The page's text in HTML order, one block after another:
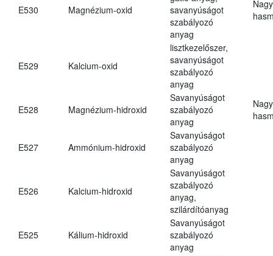
E530 Magnézium-oxid
savanyúságot
szabályozó
anyag
E529 Kalcium-oxid
lisztkezelőszer,
savanyúságot
szabályozó
anyag
E528 Magnézium-hidroxid
Savanyúságot
szabályozó
anyag
E527 Ammónium-hidroxid
Savanyúságot
szabályozó
anyag
E526 Kalcium-hidroxid
Savanyúságot
szabályozó
anyag,
szilárdítóanyag
E525 Kálium-hidroxid
Savanyúságot
szabályozó
anyag